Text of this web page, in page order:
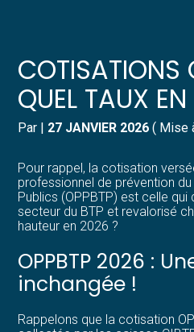
Gérer votre quotidien
Piloter votre entreprise
Développer votre entreprise
Construire votre patrimoine
Être prêt pour la facturation
électronique
Suivre votre comptabilité
Gérer vos ressources
Dématérialiser vos
COTISATIONS
QUEL TAUX
Par | 27 JANVIER 2026 ( Mise
Pour rappel, la cotisation
professionnel de prévention
Publics (OPPBTP) est celle
secteur du BTP et revalorisé
hauteur en 2026 ?
OPPBTP 2026 :
inchangée !
Rappelons que la cotisation